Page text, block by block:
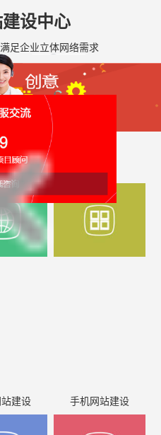
设中心
足企业立体网络需求
设服务
建设 手机网站建设